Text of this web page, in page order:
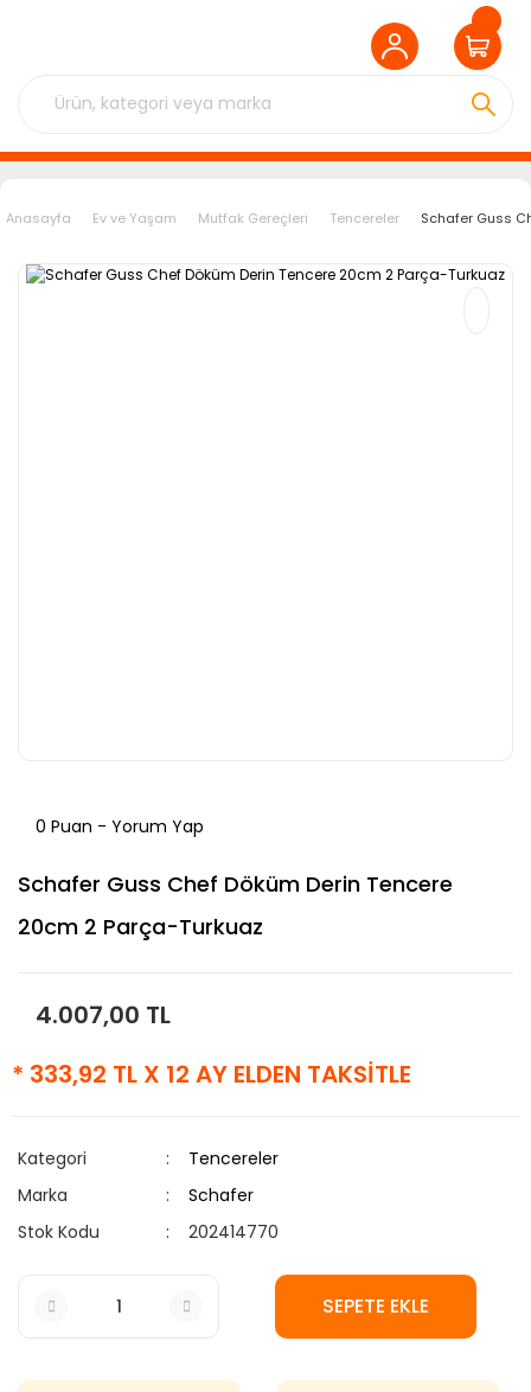
Anasayfa Ev ve Yaşam Mutfak Gereçleri Tencereler Schafer Guss
0 Puan - Yorum Yap
Schafer Guss Chef Döküm Derin Tencere
20cm 2 Parça-Turkuaz
4.007,00 TL
* 333,92 TL X 12 AY ELDEN TAKSİTLE
Kategori
Tencereler
Marka
Schafer
Stok Kodu
202414770
SEPETE EKLE